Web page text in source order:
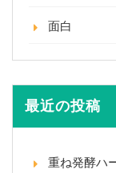
面白
最近の投稿
重ね発酵ハ